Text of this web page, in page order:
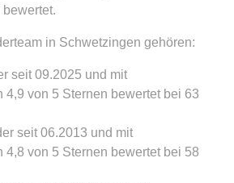
in Schwetzingen gehören:
seit 09.2025 und mit
4,9 von 5 Sternen bewertet bei 63
seit 06.2013 und mit
4,8 von 5 Sternen bewertet bei 58